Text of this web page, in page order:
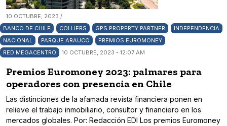
10 OCTUBRE, 2023 /
BANCO DE CHILE
COLLIERS GPS PROPERTY PARTNER
INDEPENDENCIA
NACIONAL
PARQUE ARAUCO
PREMIOS EUROMONEY
RED MEGACENTRO
10 OCTUBRE, 2023 - 12:07 AM
Premios Euromoney 2023: palmares para
operadores con presencia en Chile
Las distinciones de la afamada revista financiera ponen en
relieve el trabajo inmobiliario, consultor y financiero en los
mercados globales. Por: Redacción EDI Los premios Euromoney